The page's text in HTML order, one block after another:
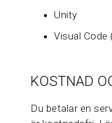
Unity
Visual Code
KOSTNAD
Du betalar en